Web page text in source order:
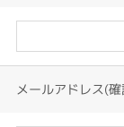
メールアドレス(